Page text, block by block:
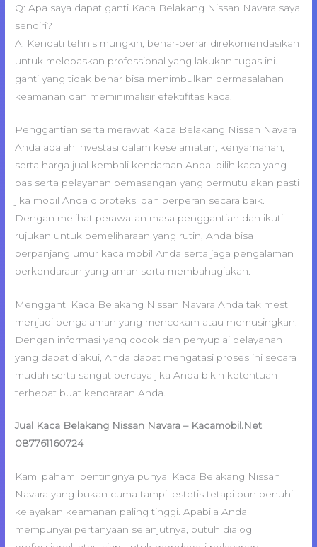
Q: Apa saya dapat ganti Kaca Belakang Nissan Navara saya
sendiri?
A: Kendati tehnis mungkin, benar-benar direkomendasikan
untuk melepaskan professional yang lakukan tugas ini.
ganti yang tidak benar bisa menimbulkan permasalahan
keamanan dan meminimalisir efektifitas kaca.
Penggantian serta merawat Kaca Belakang Nissan Navara
Anda adalah investasi dalam keselamatan, kenyamanan,
serta harga jual kembali kendaraan Anda. pilih kaca yang
pas serta pelayanan pemasangan yang bermutu akan pasti
jika mobil Anda diproteksi dan berperan secara baik.
Dengan melihat perawatan masa penggantian dan ikuti
rujukan untuk pemeliharaan yang rutin, Anda bisa
perpanjang umur kaca mobil Anda serta jaga pengalaman
berkendaraan yang aman serta membahagiakan.
Mengganti Kaca Belakang Nissan Navara Anda tak mesti
menjadi pengalaman yang mencekam atau memusingkan.
Dengan informasi yang cocok dan penyuplai pelayanan
yang dapat diakui, Anda dapat mengatasi proses ini secara
mudah serta sangat percaya jika Anda bikin ketentuan
terhebat buat kendaraan Anda.
Jual Kaca Belakang Nissan Navara – Kacamobil.Net
087761160724
Kami pahami pentingnya punyai Kaca Belakang Nissan
Navara yang bukan cuma tampil estetis tetapi pun penuhi
kelayakan keamanan paling tinggi. Apabila Anda
mempunyai pertanyaan selanjutnya, butuh dialog